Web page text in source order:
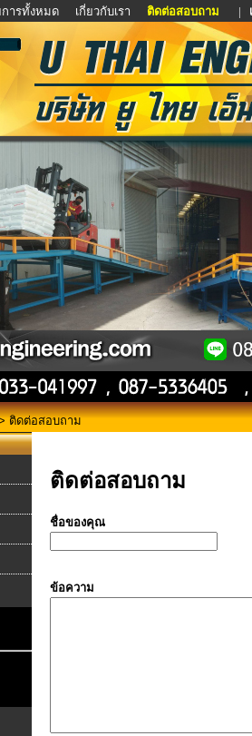
การทั้งหมด เกี่ยวกับเรา ติดต่อสอบถาม |
ติดต่อสอบถาม
ติดต่อสอบถาม
ชื่อของคุณ
ข้อความ